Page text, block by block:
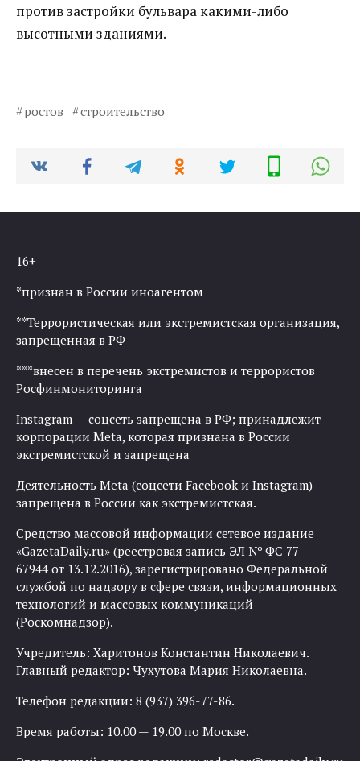
против застройки бульвара какими-либо
высотными зданиями.
ростов строительство
16+
*признан в России иноагентом
**Террористическая или экстремистская организация,
запрещенная в РФ
***внесен в перечень экстремистов и террористов
Росфинмониторинга
Instagram — соцсеть запрещена в РФ; принадлежит
корпорации Meta, которая признана в России
экстремистской и запрещена
Деятельность Meta (соцсети Facebook и Instagram)
запрещена в России как экстремистская.
Средство массовой информации сетевое издание
«GazetaDaily.ru» (реестровая запись ЭЛ № ФС 77 —
67944 от 13.12.2016), зарегистрировано Федеральной
службой по надзору в сфере связи, информационных
технологий и массовых коммуникаций
(Роскомнадзор).
Учредитель: Харитонов Константин Николаевич.
Главный редактор: Чухутова Мария Николаевна.
Телефон редакции: 8 (937) 396-77-86.
Время работы: 10.00 — 19.00 по Москве.